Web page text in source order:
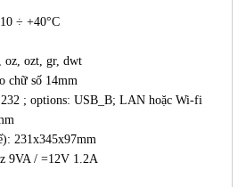
÷ +40°C
ozt, gr, dwt
chữ số 14mm
; options: USB_B; LAN hoặc Wi-fi
231x345x97mm
9VA / =12V 1.2A